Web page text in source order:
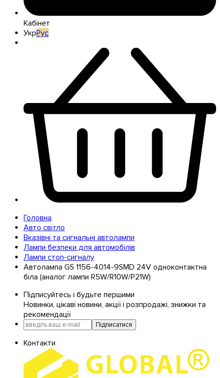
Кабінет
УкрРус
Головна
Авто світло
Вказівні та сигнальні автолампи
Лампи безпеки для автомобілів
Лампи стоп-сигналу
Автолампа GS 1156-4014-9SMD 24V одноконтактна
біла (аналог лампи R5W/R10W/P21W)
Підписуйтесь і будьте першими
Новинки, цікаві новини, акції і розпродажі, знижки та
рекомендації
Підписатися
Контакти